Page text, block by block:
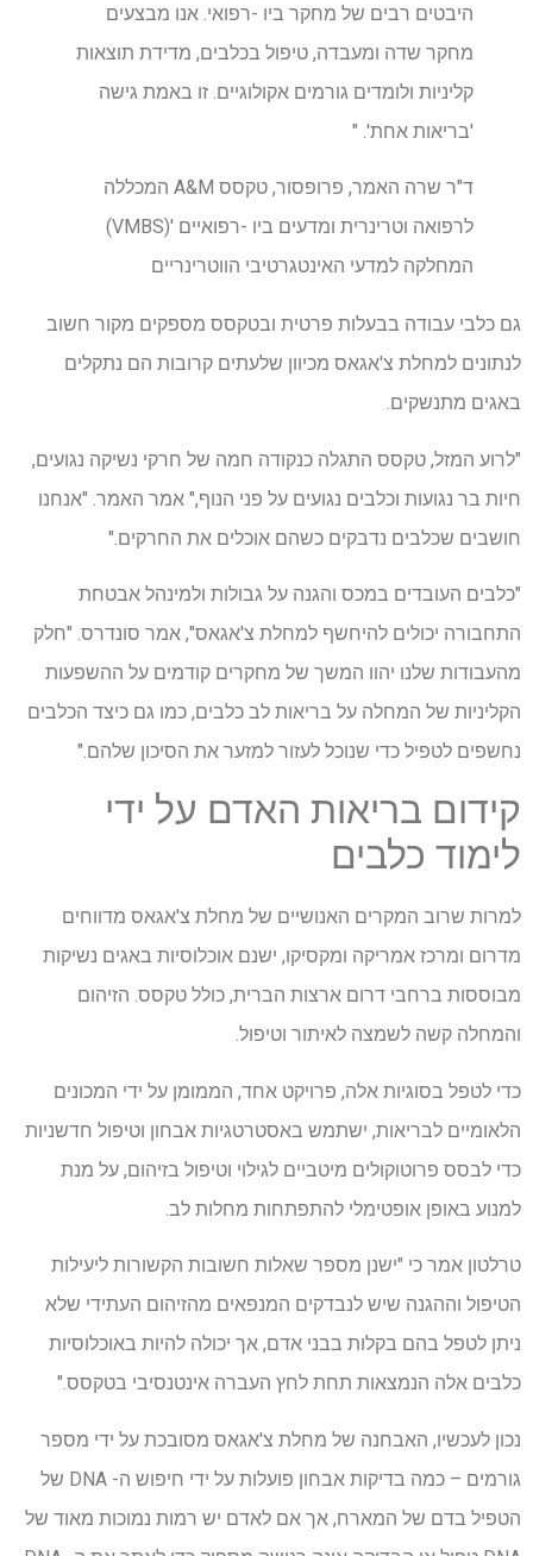
היבטים רבים של מחקר ביו -רפואי. אנו מבצעים
מחקר שדה ומעבדה, טיפול בכלבים, מדידת תוצאות
קליניות ולומדים גורמים אקולוגיים. זו באמת גישה
'בריאות אחת'. "
ד"ר שרה האמר, פרופסור, טקסס A&M המכללה
לרפואה וטרינרית ומדעים ביו -רפואיים '(VMBS)
המחלקה למדעי האינטגרטיבי הווטרינריים
גם כלבי עבודה בבעלות פרטית ובטקסס מספקים מקור חשוב
לנתונים למחלת צ'אגאס מכיוון שלעתים קרובות הם נתקלים
באגים מתנשקים.
"לרוע המזל, טקסס התגלה כנקודה חמה של חרקי נשיקה נגועים,
חיות בר נגועות וכלבים נגועים על פני הנוף," אמר האמר. "אנחנו
חושבים שכלבים נדבקים כשהם אוכלים את החרקים."
"כלבים העובדים במכס והגנה על גבולות ולמינהל אבטחת
התחבורה יכולים להיחשף למחלת צ'אגאס", אמר סונדרס. "חלק
מהעבודות שלנו יהוו המשך של מחקרים קודמים על ההשפעות
הקליניות של המחלה על בריאות לב כלבים, כמו גם כיצד הכלבים
נחשפים לטפיל כדי שנוכל לעזור למזער את הסיכון שלהם."
קידום בריאות האדם על ידי
לימוד כלבים
למרות שרוב המקרים האנושיים של מחלת צ'אגאס מדווחים
מדרום ומרכז אמריקה ומקסיקו, ישנם אוכלוסיות באגים נשיקות
מבוססות ברחבי דרום ארצות הברית, כולל טקסס. הזיהום
והמחלה קשה לשמצה לאיתור וטיפול.
כדי לטפל בסוגיות אלה, פרויקט אחד, הממומן על ידי המכונים
הלאומיים לבריאות, ישתמש באסטרטגיות אבחון וטיפול חדשניות
כדי לבסס פרוטוקולים מיטביים לגילוי וטיפול בזיהום, על מנת
למנוע באופן אופטימלי להתפתחות מחלות לב.
טרלטון אמר כי "ישנן מספר שאלות חשובות הקשורות ליעילות
הטיפול וההגנה שיש לנבדקים המנפאים מהזיהום העתידי שלא
ניתן לטפל בהם בקלות בבני אדם, אך יכולה להיות באוכלוסיות
כלבים אלה הנמצאות תחת לחץ העברה אינטנסיבי בטקסס."
נכון לעכשיו, האבחנה של מחלת צ'אגאס מסובכת על ידי מספר
גורמים – כמה בדיקות אבחון פועלות על ידי חיפוש ה- DNA של
הטפיל בדם של המארח, אך אם לאדם יש רמות נמוכות מאוד של